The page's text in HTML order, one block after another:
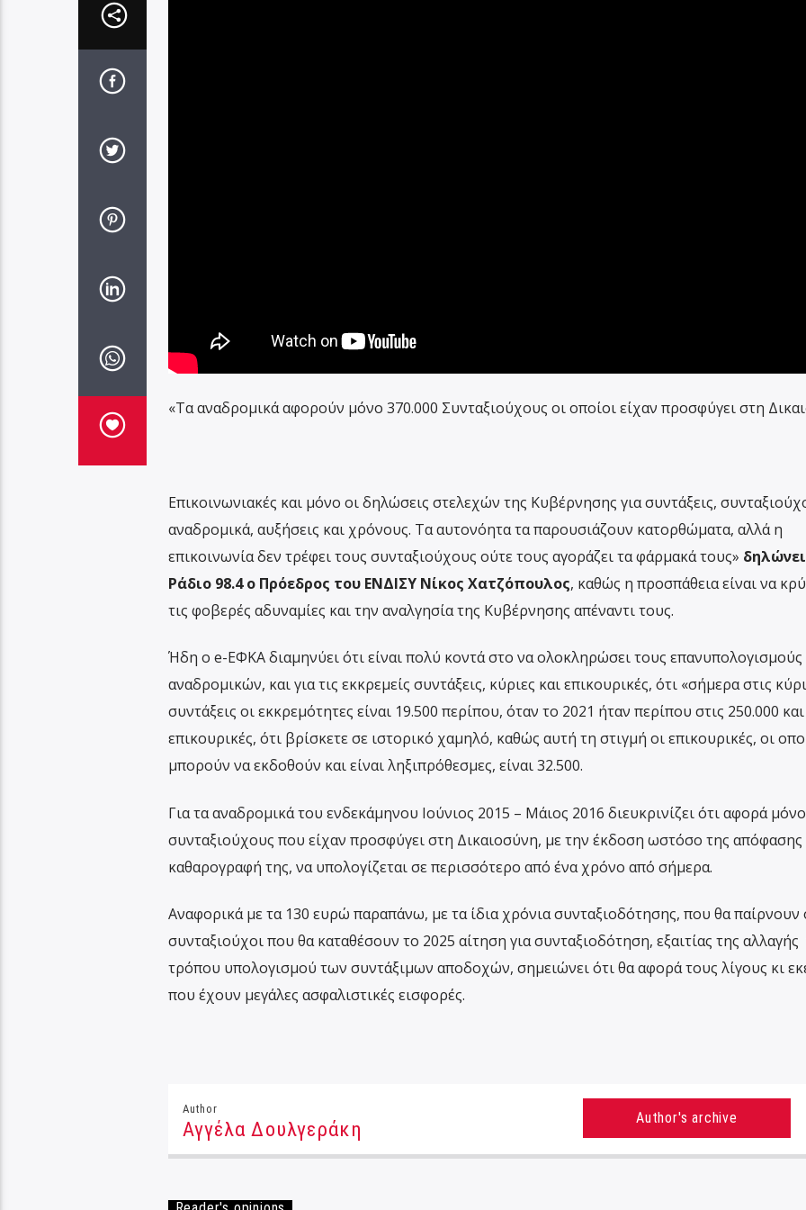
«Τα αναδρομικά αφορούν μόνο 370.000 Συνταξιούχους οι οποίοι είχαν προσφύγει στη
Επικοινωνιακές και μόνο οι δηλώσεις στελεχών της Κυβέρνησης για συντάξεις,
αναδρομικά, αυξήσεις και χρόνους. Τα αυτονόητα τα παρουσιάζουν κατορθώματα, αλλά η
επικοινωνία δεν τρέφει τους συνταξιούχους ούτε τους αγοράζει τα φάρμακά τους»
Ράδιο 98.4 ο Πρόεδρος του ΕΝΔΙΣΥ Νίκος Χατζόπουλος, καθώς η προσπάθεια είναι να
τις φοβερές αδυναμίες και την αναλγησία της Κυβέρνησης απέναντι τους.
Ήδη ο e-ΕΦΚΑ διαμηνύει ότι είναι πολύ κοντά στο να ολοκληρώσει τους
αναδρομικών, και για τις εκκρεμείς συντάξεις, κύριες και επικουρικές, ότι «σήμερα στις
συντάξεις οι εκκρεμότητες είναι 19.500 περίπου, όταν το 2021 ήταν περίπου στις 250.000 και
επικουρικές, ότι βρίσκετε σε ιστορικό χαμηλό, καθώς αυτή τη στιγμή οι επικουρικές, οι
μπορούν να εκδοθούν και είναι ληξιπρόθεσμες, είναι 32.500.
Για τα αναδρομικά του ενδεκάμηνου Ιούνιος 2015 – Μάιος 2016 διευκρινίζει ότι αφορά
συνταξιούχους που είχαν προσφύγει στη Δικαιοσύνη, με την έκδοση ωστόσο της απόφασης
καθαρογραφή της, να υπολογίζεται σε περισσότερο από ένα χρόνο από σήμερα.
Αναφορικά με τα 130 ευρώ παραπάνω, με τα ίδια χρόνια συνταξιοδότησης, που θα παίρνουν
συνταξιούχοι που θα καταθέσουν το 2025 αίτηση για συνταξιοδότηση, εξαιτίας της
τρόπου υπολογισμού των συντάξιμων αποδοχών, σημειώνει ότι θα αφορά τους λίγους κι
που έχουν μεγάλες ασφαλιστικές εισφορές.
Author
Αγγέλα Δουλγεράκη Author's archive